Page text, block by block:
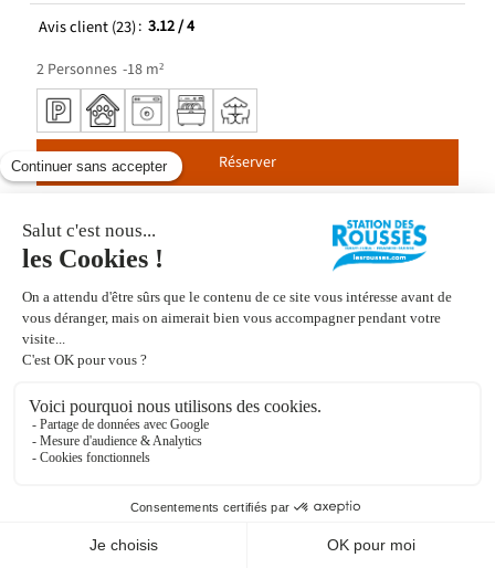
Avis client(23) 3.12/ 4
2 Personnes 18 m²
Réserver
L'Orée des Pistes - Appartement en